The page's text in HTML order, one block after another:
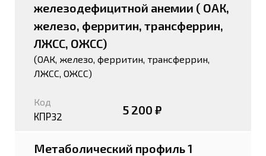
железодефицитной анемии ( ОАК,
железо, ферритин, трансферрин,
ЛЖСС, ОЖСС)
(ОАК, железо, ферритин, трансферрин,
ЛЖСС, ОЖСС)
Код
КПР32 5 200 ₽
Метаболический профиль 1